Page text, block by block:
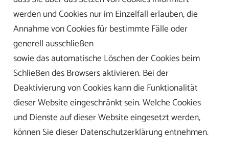
werden und Cookies nur im Einzelfall erlauben, die
Annahme von Cookies für bestimmte Fälle oder
generell ausschließen
sowie das automatische Löschen der Cookies beim
Schließen des Browsers aktivieren. Bei der
Deaktivierung von Cookies kann die Funktionalität
dieser Website eingeschränkt sein. Welche Cookies
und Dienste auf dieser Website eingesetzt werden,
können Sie dieser Datenschutzerklärung entnehmen.